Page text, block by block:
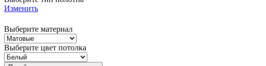
Изменить
Выберите материал
Выберите цвет потолка